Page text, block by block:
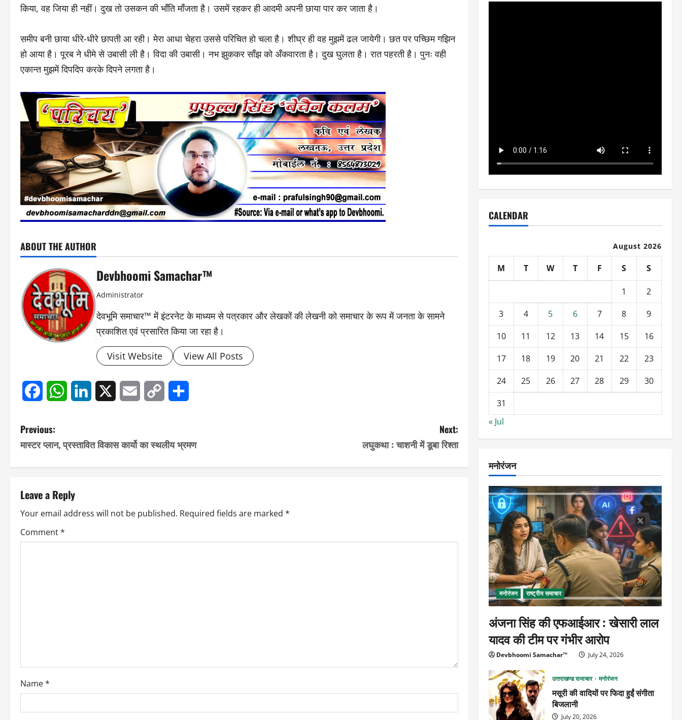
किया, वह जिया ही नहीं। दुख तो उसकन की भाँति माँजता है। उसमें रहकर ही आदमी अपनी छाया पार कर जाता है।
समीप बनी छाया धीरे-धीरे छापती आ रही। मेरा आधा चेहरा उससे परिचित हो चला है। शीघ्र ही वह मुझमें ढल जायेगी। छत पर पच्छिम गझिन
हो आया है। पूरब ने धीमे से उबासी ली है। विदा की उबासी। नभ झुककर साँझ को अँकवारता है। दुख घुलता है। रात पहरती है। पुनः वही
एकान्त मुझमें दिपदिप करके दिपने लगता है।
ABOUT THE AUTHOR
Devbhoomi Samachar™
Administrator
देवभूमि समाचार™ में इंटरनेट के माध्यम से पत्रकार और लेखकों की लेखनी को समाचार के रूप में जनता के सामने
प्रकाशित एवं प्रसारित किया जा रहा है।
Visit Website View All Posts
FacebookWhatsAppLinkedIn Email
Copy
P
o
s
t
n
a
i
o
n
Previous:
मास्टर प्लान, प्रस्तावित विकास कार्यो का स्थलीय भ्रमण
Next:
लघुकथा : चाशनी में डूबा रिश्ता
Leave a Reply
Your email address will not be published. Required fields are marked *
Comment*
Name*
CALENDAR
August 2026
M T W T F S S
1
2
3
4 5 6 7 8
9
10
11 12 13 14 15
16
17
18 19 20 21 22
23
24
25 26 27 28 29
30
31
« Jul
मनोरंजन
मनोरंजन राष्ट्रीय समाचार
अंजना सिंह की एफआईआर : खेसारी लाल
यादव की टीम पर गंभीर आरोप
Devbhoomi Samachar™ July 24, 2026
उत्तराखण्ड समाचार मनोरंजन
मसूरी की वादियों पर फिदा हुईं संगीता
बिजलानी
July 20, 2026